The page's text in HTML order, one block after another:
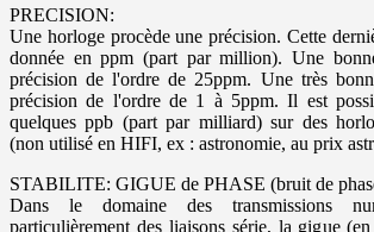
PRECISION:
Une horloge procède une précision. Cette
donnée en ppm (part par million). Une
précision de l'ordre de 25ppm. Une très
précision de l'ordre de 1 à 5ppm. Il est
quelques ppb (part par milliard) sur des
(non utilisé en HIFI, ex : astronomie, au prix
STABILITE: GIGUE de PHASE (bruit de
Dans le domaine des transmissions
particulièrement des liaisons série, la gigue